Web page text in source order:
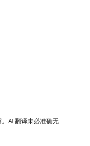
AI 翻译未必准确无